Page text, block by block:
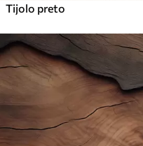
Tijolo preto